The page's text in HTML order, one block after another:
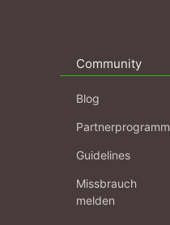
Community
Blog
Partnerprogramm
Guidelines
Missbrauch
melden